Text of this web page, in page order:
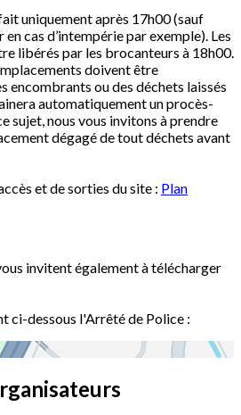
uniquement après 17h00 (sauf
cas d’intempérie par exemple). Les
libérés par les brocanteurs à 18h00.
doivent être
encombrants ou des déchets laissés
automatiquement un procès-
sujet, nous vous invitons à prendre
dégagé de tout déchets avant
et de sorties du site : Plan
invitent également à télécharger
ci-dessous l'Arrêté de Police :